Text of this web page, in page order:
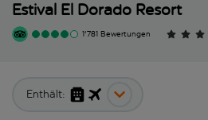
Estival El Dorado Resort
1'781 Bewertungen
Enthält: